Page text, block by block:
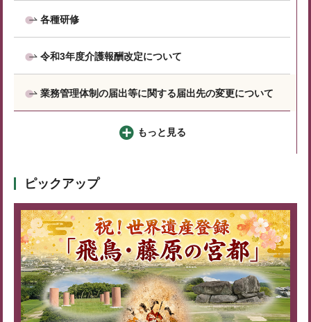
各種研修
令和3年度介護報酬改定について
業務管理体制の届出等に関する届出先の変更について
もっと見る
ピックアップ